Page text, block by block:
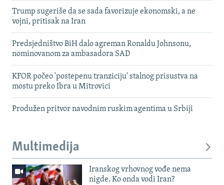
Trump sugeriše da se sada favorizuje ekonomski, a ne
vojni, pritisak na Iran
Predsjedništvo BiH dalo agreman Ronaldu Johnsonu,
nominovanom za ambasadora SAD
KFOR počeo 'postepenu tranziciju' stalnog prisustva na
mostu preko Ibra u Mitrovici
Produžen pritvor navodnim ruskim agentima u Srbiji
Multimedija
Iranskog vrhovnog vođe nema
nigde. Ko onda vodi Iran?